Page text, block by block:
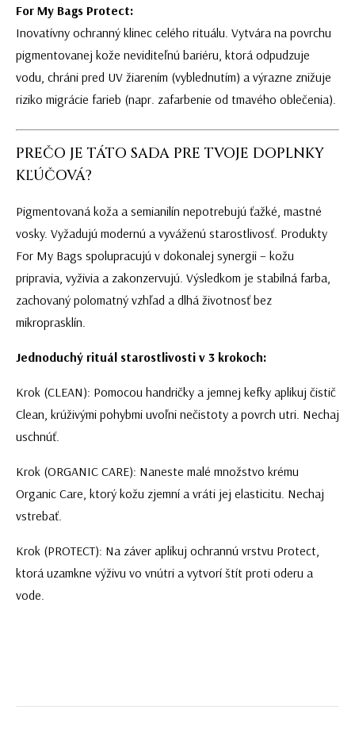
For My Bags Protect:
Inovatívny ochranný klinec celého rituálu. Vytvára na povrchu
pigmentovanej kože neviditeľnú bariéru, ktorá odpudzuje
vodu, chráni pred UV žiarením (vyblednutím) a výrazne znižuje
riziko migrácie farieb (napr. zafarbenie od tmavého oblečenia).
PREČO JE TÁTO SADA PRE TVOJE DOPLNKY
KĽÚČOVÁ?
Pigmentovaná koža a semianilín nepotrebujú ťažké, mastné
vosky. Vyžadujú modernú a vyváženú starostlivosť. Produkty
For My Bags spolupracujú v dokonalej synergii – kožu
pripravia, vyživia a zakonzervujú. Výsledkom je stabilná farba,
zachovaný polomatný vzhľad a dlhá životnosť bez
mikroprasklín.
Jednoduchý rituál starostlivosti v 3 krokoch:
Krok (CLEAN): Pomocou handričky a jemnej kefky aplikuj čistič
Clean, krúživými pohybmi uvoľni nečistoty a povrch utri. Nechaj
uschnúť.
Krok (ORGANIC CARE): Naneste malé množstvo krému
Organic Care, ktorý kožu zjemní a vráti jej elasticitu. Nechaj
vstrebať.
Krok (PROTECT): Na záver aplikuj ochrannú vrstvu Protect,
ktorá uzamkne výživu vo vnútri a vytvorí štít proti oderu a
vode.